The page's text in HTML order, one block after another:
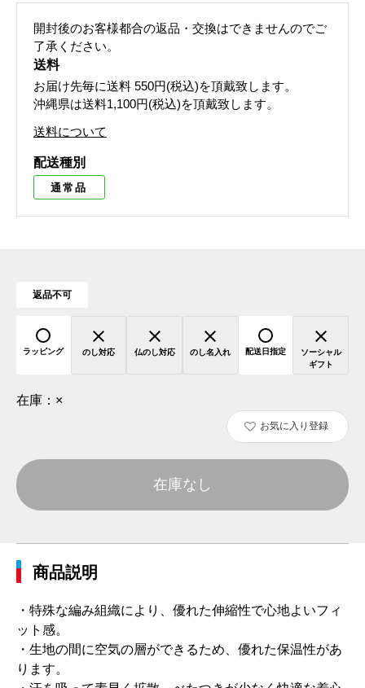
開封後のお客様都合の返品・交換はできませんのでご
了承ください。
送料
お届け先毎に送料 550円(税込)を頂戴致します。
沖縄県は送料1,100円(税込)を頂戴致します。
送料について
配送種別
通常品
返品不可
ラッピング のし対応 仏のし対応 のし名入れ 配送日指定
ソーシャル
ギフト
在庫： ×
お気に入り登録
在庫なし
商品説明
・特殊な編み組織により、優れた伸縮性で心地よいフィ
ット感。
・生地の間に空気の層ができるため、優れた保温性があ
ります。